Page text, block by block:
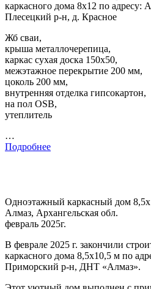
каркасного дома 8х12 по адресу:
Плесецкий р-н, д. Красное
Жб сваи,
крыша металлочерепица,
каркас сухая доска 150х50,
межэтажное перекрытие 200 мм,
цоколь 200 мм,
внутренняя отделка гипсокартон,
на пол OSB,
утеплитель
…
Подробнее
Одноэтажный каркасный дом
Алмаз, Архангельская обл.
февраль 2025г.
В феврале 2025 г. закончили
каркасного дома 8,5х10,5 м по
Приморский р-н, ДНТ «Алмаз».